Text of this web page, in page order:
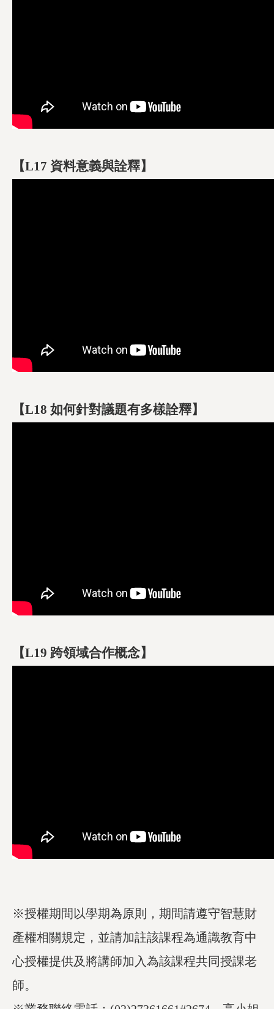
【L17 資料意義與詮釋】
【L18 如何針對議題有多樣詮釋】
【L19 跨領域合作概念】
※授權期間以學期為原則，期間請遵守智慧財
產權相關規定，並請加註該課程為通識教育中
心授權提供及將講師加入為該課程共同授課老
師。